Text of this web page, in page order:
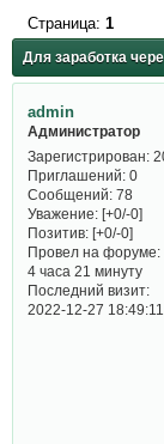
Для заработка
Страница: 1
admin
Администратор
Зарегистрирован:
Приглашений:0
Сообщений:78
Уважение: [+0/-0]
Позитив: [+0/-0]
Провел на форуме:
4 часа 21 минуту
Последний визит:
2022-12-27 18:49:11